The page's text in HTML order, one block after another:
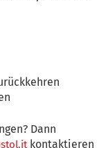
Dann
kontaktieren